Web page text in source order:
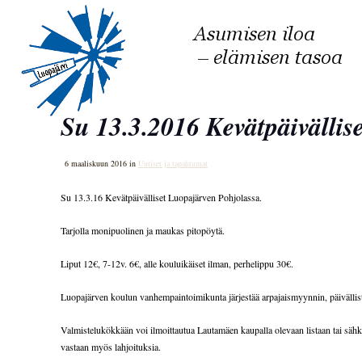
Su 13.3.2016
6 maaliskuun 2016 in Uutiset ja tapahtumat
Su 13.3.16 Kevätpäivälliset Luopajärven Pohjolassa.
Tarjolla monipuolinen ja maukas pitopöytä.
Liput 12€, 7-12v. 6€, alle kouluikäiset ilman, perhelippu 30€.
Luopajärven koulun vanhempaintoimikunta järjestää arpajaismyynnin,
Valmistelukökkään voi ilmoittautua Lautamäen kaupalla olevaan listaan tai
vastaan myös lahjoituksia.